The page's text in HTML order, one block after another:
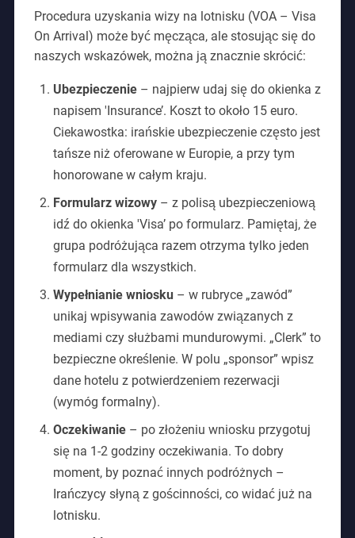
Procedura uzyskania wizy na lotnisku (VOA – Visa
On Arrival) może być męcząca, ale stosując się do
naszych wskazówek, można ją znacznie skrócić:
Ubezpieczenie– najpierw udaj się do okienka z
napisem 'Insurance’. Koszt to około 15 euro.
Ciekawostka: irańskie ubezpieczenie często jest
tańsze niż oferowane w Europie, a przy tym
honorowane w całym kraju.
Formularz wizowy– z polisą ubezpieczeniową
idź do okienka 'Visa’ po formularz. Pamiętaj, że
grupa podróżująca razem otrzyma tylko jeden
formularz dla wszystkich.
Wypełnianie wniosku– w rubryce „zawód”
unikaj wpisywania zawodów związanych z
mediami czy służbami mundurowymi. „Clerk” to
bezpieczne określenie. W polu „sponsor” wpisz
dane hotelu z potwierdzeniem rezerwacji
(wymóg formalny).
Oczekiwanie– po złożeniu wniosku przygotuj
się na 1-2 godziny oczekiwania. To dobry
moment, by poznać innych podróżnych –
Irańczycy słyną z gościnności, co widać już na
lotnisku.